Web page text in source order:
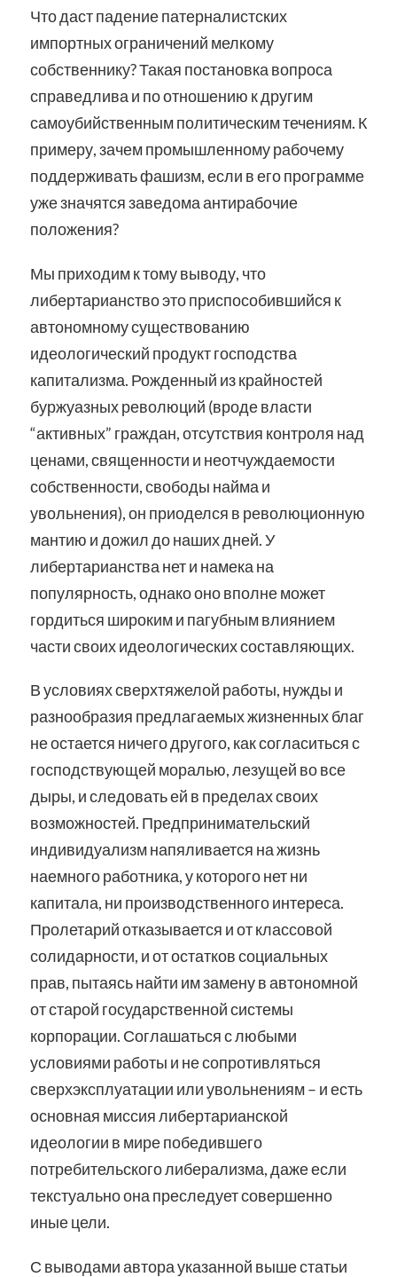
Что даст падение патерналистских
импортных ограничений мелкому
собственнику? Такая постановка вопроса
справедлива и по отношению к другим
самоубийственным политическим течениям. К
примеру, зачем промышленному рабочему
поддерживать фашизм, если в его программе
уже значятся заведома антирабочие
положения?
Мы приходим к тому выводу, что
либертарианство это приспособившийся к
автономному существованию
идеологический продукт господства
капитализма. Рожденный из крайностей
буржуазных революций (вроде власти
“активных” граждан, отсутствия контроля над
ценами, священности и неотчуждаемости
собственности, свободы найма и
увольнения), он приоделся в революционную
мантию и дожил до наших дней. У
либертарианства нет и намека на
популярность, однако оно вполне может
гордиться широким и пагубным влиянием
части своих идеологических составляющих.
В условиях сверхтяжелой работы, нужды и
разнообразия предлагаемых жизненных благ
не остается ничего другого, как согласиться с
господствующей моралью, лезущей во все
дыры, и следовать ей в пределах своих
возможностей. Предпринимательский
индивидуализм напяливается на жизнь
наемного работника, у которого нет ни
капитала, ни производственного интереса.
Пролетарий отказывается и от классовой
солидарности, и от остатков социальных
прав, пытаясь найти им замену в автономной
от старой государственной системы
корпорации. Соглашаться с любыми
условиями работы и не сопротивляться
сверхэксплуатации или увольнениям – и есть
основная миссия либертарианской
идеологии в мире победившего
потребительского либерализма, даже если
текстуально она преследует совершенно
иные цели.
С выводами автора указанной выше статьи